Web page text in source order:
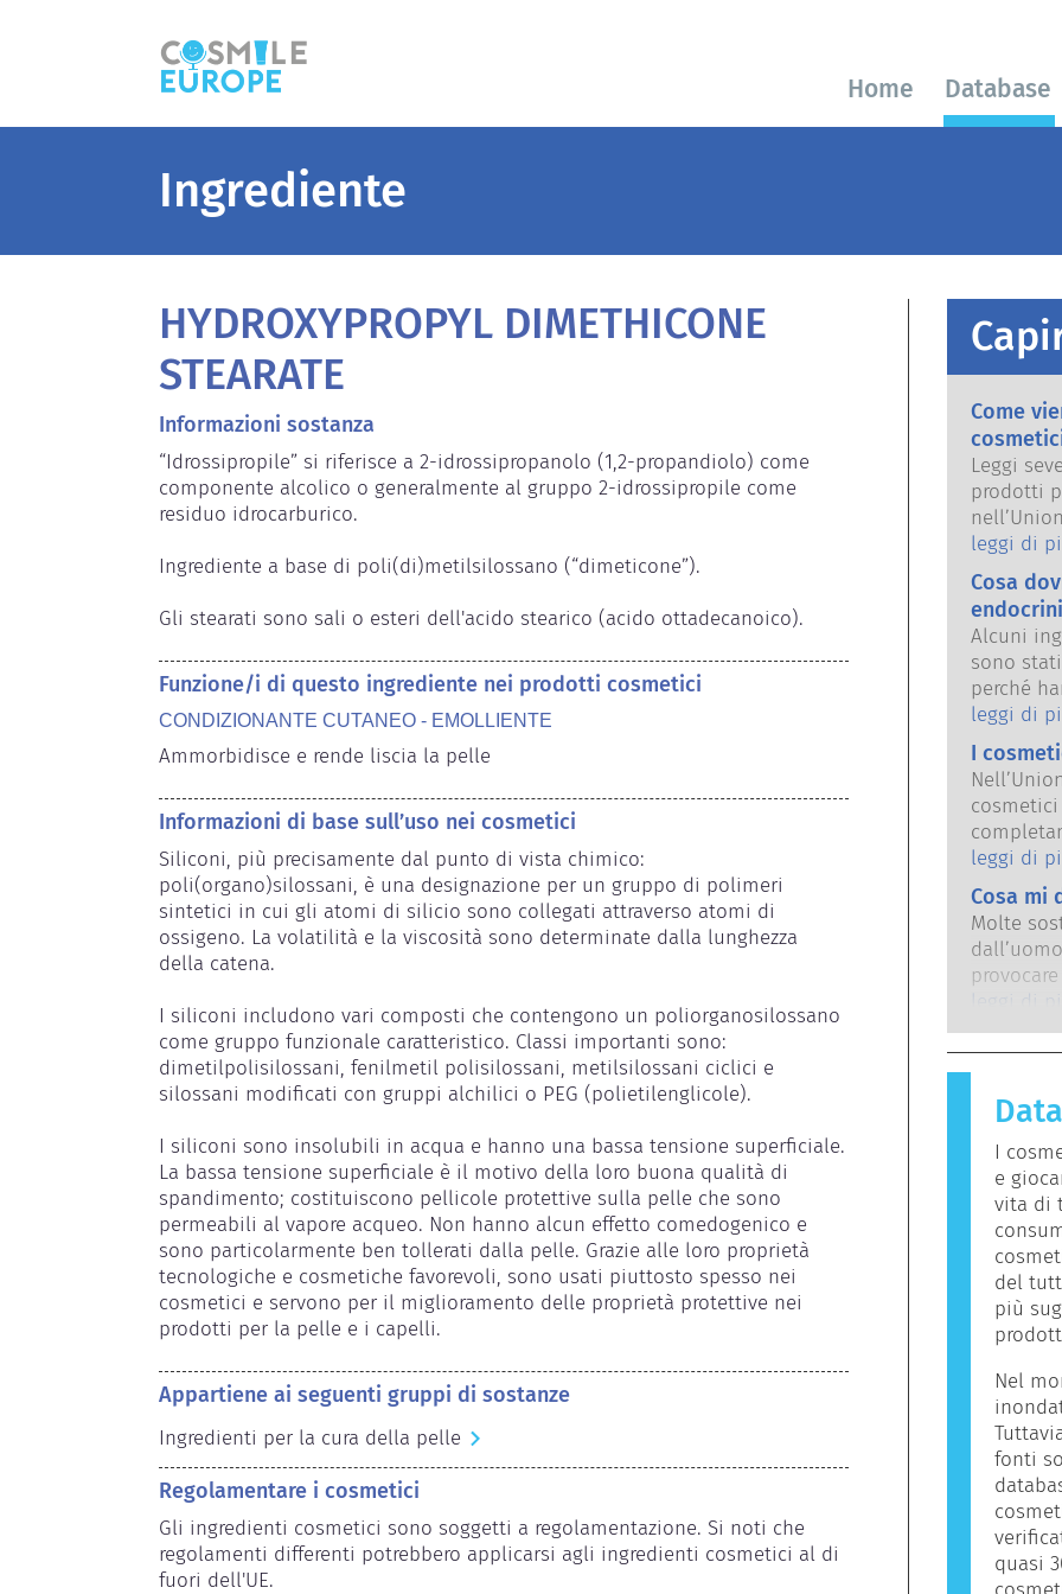
Home Database
Ingrediente
HYDROXYPROPYL DIMETHICONE
STEARATE
Informazioni sostanza
“Idrossipropile” si riferisce a 2-idrossipropanolo (1,2-propandiolo) come
componente alcolico o generalmente al gruppo 2-idrossipropile come
residuo idrocarburico.
Ingrediente a base di poli(di)metilsilossano (“dimeticone”).
Gli stearati sono sali o esteri dell'acido stearico (acido ottadecanoico).
Funzione/i di questo ingrediente nei prodotti cosmetici
CONDIZIONANTE CUTANEO - EMOLLIENTE
Ammorbidisce e rende liscia la pelle
Informazioni di base sull’uso nei cosmetici
Siliconi, più precisamente dal punto di vista chimico:
poli(organo)silossani, è una designazione per un gruppo di polimeri
sintetici in cui gli atomi di silicio sono collegati attraverso atomi di
ossigeno. La volatilità e la viscosità sono determinate dalla lunghezza
della catena.
I siliconi includono vari composti che contengono un poliorganosilossano
come gruppo funzionale caratteristico. Classi importanti sono:
dimetilpolisilossani, fenilmetil polisilossani, metilsilossani ciclici e
silossani modificati con gruppi alchilici o PEG (polietilenglicole).
I siliconi sono insolubili in acqua e hanno una bassa tensione superficiale.
La bassa tensione superficiale è il motivo della loro buona qualità di
spandimento; costituiscono pellicole protettive sulla pelle che sono
permeabili al vapore acqueo. Non hanno alcun effetto comedogenico e
sono particolarmente ben tollerati dalla pelle. Grazie alle loro proprietà
tecnologiche e cosmetiche favorevoli, sono usati piuttosto spesso nei
cosmetici e servono per il miglioramento delle proprietà protettive nei
prodotti per la pelle e i capelli.
Appartiene ai seguenti gruppi di sostanze
Ingredienti per la cura della pelle
Regolamentare i cosmetici
Gli ingredienti cosmetici sono soggetti a regolamentazione. Si noti che
regolamenti differenti potrebbero applicarsi agli ingredienti cosmetici al di
fuori dell'UE.
Come
Leggi
prodotti
le
sicuri i
leggi di
Cosa
Alcuni
sono
perché
delle
qualcosa
un
Molte
imitano
che
farmaci
dei
legge a
rischi,
sistema
leggi di
I
30 anni,
divieto,
prodotti
investito
per
leggi di
Cosa mi
Molte
allergica
sostanze
parte
provoca
della
che
sia
leggi di
I
e
vita di
del
più
Nel
fonti
quasi